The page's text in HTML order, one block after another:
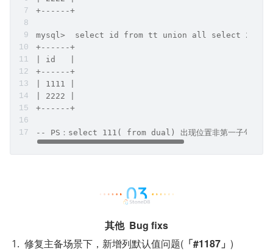
+------+
mysql>  select id from tt union all select 2222
+------+
| id   |
+------+
| 1111 |
| 2222 |
+------+
-- PS：select 111( from dual) 出现位置非第一子句位置
其他  Bug fixs
修复主备场景下，新增列默认值问题( 「#1187」 )